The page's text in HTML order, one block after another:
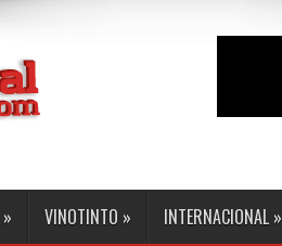
» VINOTINTO » INTERNACIONAL »